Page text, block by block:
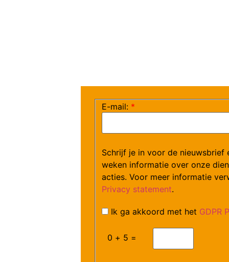
E-mail: *
Schrijf je in voor de nieuwsbrief
weken informatie over onze
acties. Voor meer informatie
Privacy statement.
Ik ga akkoord met het GDPR
0 + 5 =